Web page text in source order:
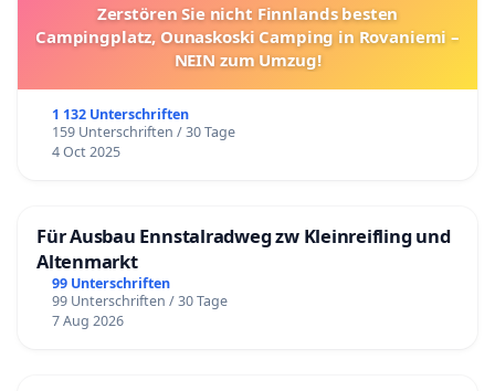
Zerstören Sie nicht Finnlands besten
Campingplatz, Ounaskoski Camping in Rovaniemi –
NEIN zum Umzug!
1 132 Unterschriften
159 Unterschriften / 30 Tage
4 Oct 2025
Für Ausbau Ennstalradweg zw Kleinreifling und
Altenmarkt
99 Unterschriften
99 Unterschriften / 30 Tage
7 Aug 2026